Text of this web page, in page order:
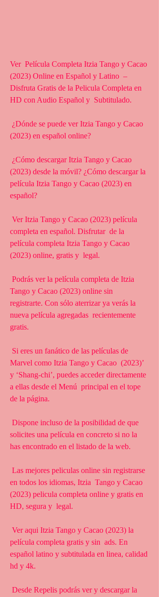
Ver  Película Completa Itzia Tango y Cacao
(2023) Online en Español y Latino  –
Disfruta Gratis de la Pelicula Completa en
HD con Audio Español y  Subtitulado.
(2023) en español online?
(2023) desde la móvil? ¿Cómo descargar la
película Itzia Tango y Cacao (2023) en
español?
completa en español. Disfrutar  de la
película completa Itzia Tango y Cacao
(2023) online, gratis y  legal.
Tango y Cacao (2023) online sin
registrarte. Con sólo aterrizar ya verás la
nueva película agregadas  recientemente
gratis.
Marvel como Itzia Tango y Cacao  (2023)’
y ‘Shang-chi’, puedes acceder directamente
a ellas desde el Menú  principal en el tope
de la página.
solicites una película en concreto si no la
has encontrado en el listado de la web.
en todos los idiomas, Itzia  Tango y Cacao
(2023) pelicula completa online y gratis en
HD, segura y  legal.
película completa gratis y sin  ads. En
español latino y subtitulada en linea, calidad
hd y 4k.